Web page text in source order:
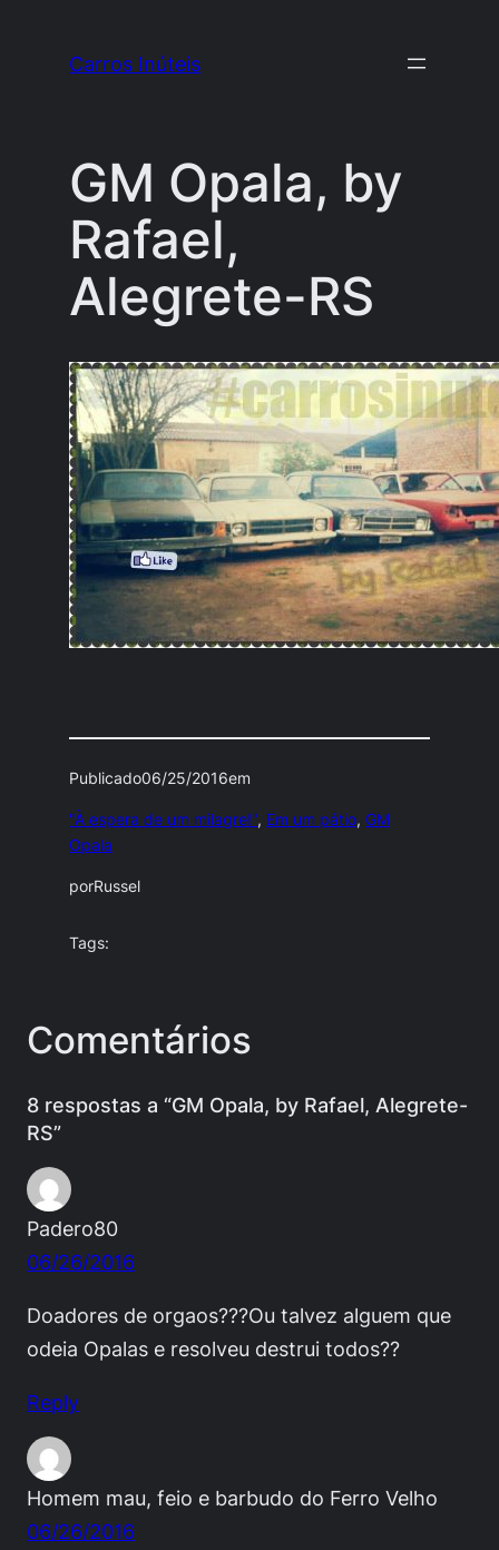
Carros Inúteis
GM Opala, by
Rafael,
Alegrete-RS
Publicado06/25/2016em
"À espera de um milagre!", Em um pátio, GM
Opala
porRussel
Tags:
Comentários
8 respostas a “GM Opala, by Rafael, Alegrete-
RS”
Padero80
06/26/2016
Doadores de orgaos???Ou talvez alguem que
odeia Opalas e resolveu destrui todos??
Reply
Homem mau, feio e barbudo do Ferro Velho
06/26/2016